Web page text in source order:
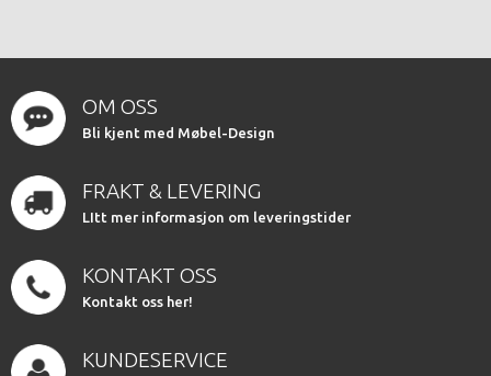
OM OSS
Bli kjent med Møbel-Design
FRAKT & LEVERING
LItt mer informasjon om leveringstider
KONTAKT OSS
Kontakt oss her!
KUNDESERVICE